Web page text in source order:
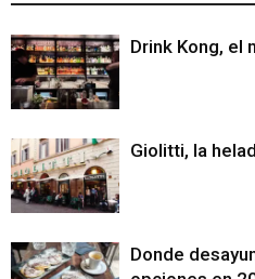
Drink Kong, el
Giolitti, la
Donde